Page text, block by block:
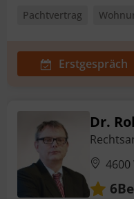
Pachtvertrag
Erstgespräch
Dr.
4600
6